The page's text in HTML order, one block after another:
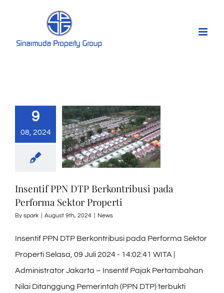
content
9
08, 2024
Insentif PPN DTP Berkontribusi pada
Performa Sektor Properti
By spark August 9th, 2024 News
Insentif PPN DTP Berkontribusi pada Performa Sektor
Properti Selasa, 09 Juli 2024 - 14:02:41 WITA |
Administrator Jakarta – Insentif Pajak Pertambahan
Nilai Ditanggung Pemerintah (PPN DTP) terbukti